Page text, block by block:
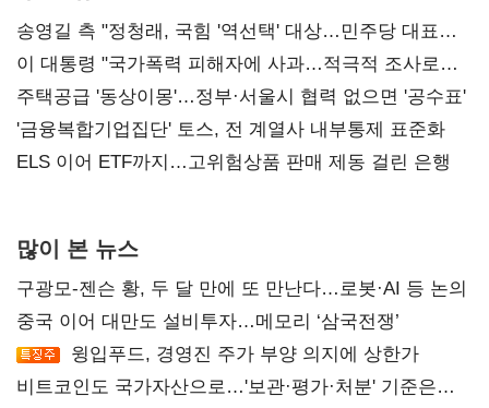
송영길 측 "정청래, 국힘 '역선택' 대상…민주당 대표로
총선 지휘 못해"
이 대통령 "국가폭력 피해자에 사과…적극적 조사로
진실 밝혀야"
주택공급 '동상이몽'…정부·서울시 협력 없으면 '공수표'
'금융복합기업집단' 토스, 전 계열사 내부통제 표준화
ELS 이어 ETF까지…고위험상품 판매 제동 걸린 은행
많이 본 뉴스
구광모-젠슨 황, 두 달 만에 또 만난다…로봇·AI 등 논의
중국 이어 대만도 설비투자…메모리 ‘삼국전쟁’
윙입푸드, 경영진 주가 부양 의지에 상한가
비트코인도 국가자산으로…'보관·평가·처분' 기준은